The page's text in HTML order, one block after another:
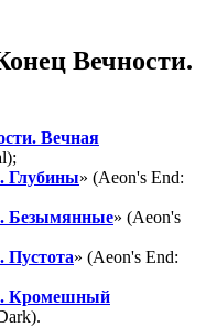
Вечности.
Вечная
Глубины» (Aeon's End:
Безымянные» (Aeon's
Пустота» (Aeon's End:
Кромешный